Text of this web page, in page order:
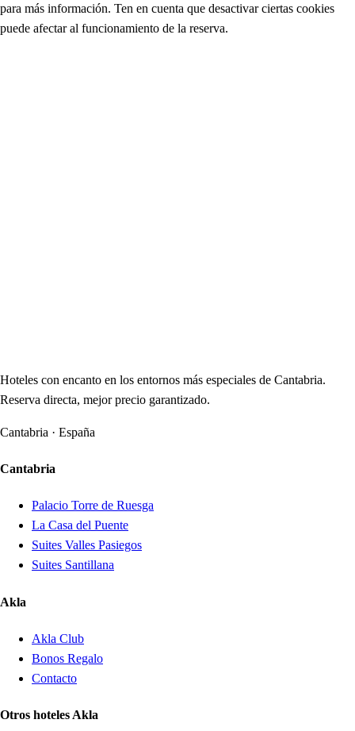
para más información. Ten en cuenta que desactivar ciertas cookies
puede afectar al funcionamiento de la reserva.
Hoteles con encanto en los entornos más especiales de Cantabria.
Reserva directa, mejor precio garantizado.
Cantabria · España
Cantabria
Palacio Torre de Ruesga
La Casa del Puente
Suites Valles Pasiegos
Suites Santillana
Akla
Akla Club
Bonos Regalo
Contacto
Otros hoteles Akla